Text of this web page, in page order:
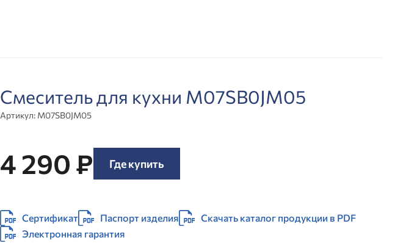
Смеситель для кухни M07SB0JM05
Артикул: M07SB0JM05
4 290 ₽ Где купить
Сертификат Паспорт изделия
Скачать каталог продукции в PDF
Электронная гарантия